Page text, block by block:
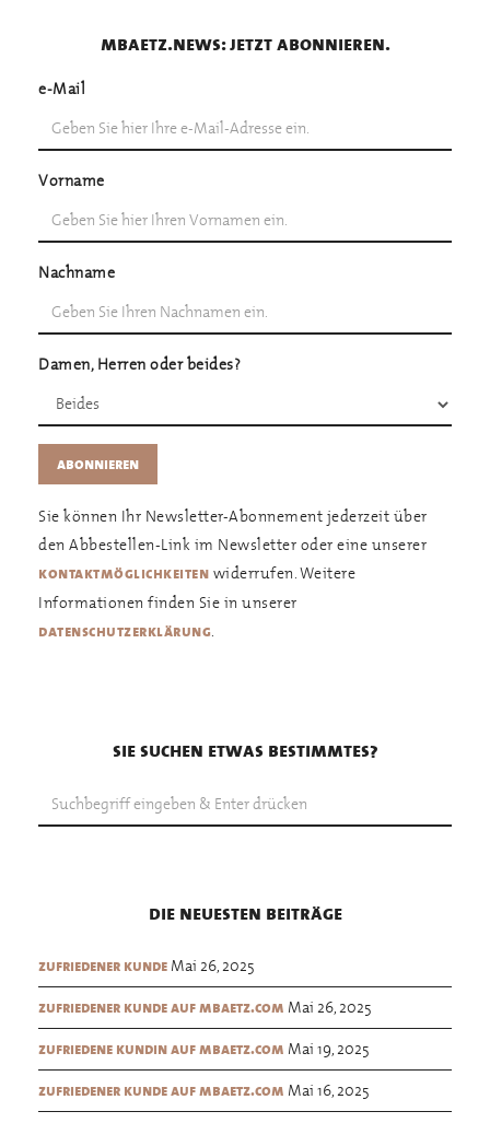
mbaetz.news: jetzt abonnieren.
e-Mail
Vorname
Nachname
Damen, Herren oder beides?
Sie können Ihr Newsletter-Abonnement jederzeit über
den Abbestellen-Link im Newsletter oder eine unserer
kontaktmöglichkeiten widerrufen. Weitere
Informationen finden Sie in unserer
datenschutzerklärung.
sie suchen etwas bestimmtes?
die neuesten beiträge
zufriedener kunde Mai 26, 2025
zufriedener kunde auf mbaetz.com Mai 26, 2025
zufriedene kundin auf mbaetz.com Mai 19, 2025
zufriedener kunde auf mbaetz.com Mai 16, 2025